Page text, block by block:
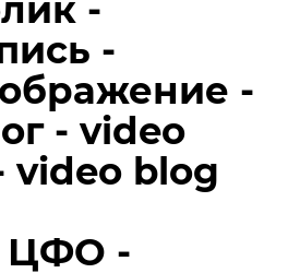
-
-
-
- video
video blog
ЦФО -